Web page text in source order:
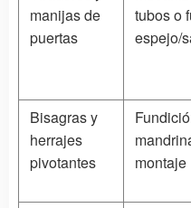
manijas de
puertas
tubos o
espejo/
Bisagras y
herrajes
pivotantes
montaje